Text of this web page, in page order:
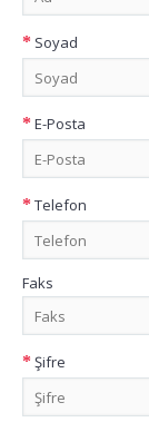
Soyad
E-Posta
Telefon
Faks
Şifre